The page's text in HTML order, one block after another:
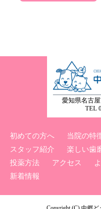
愛知県名古
TEL
初めての方へ 当院の特
スタッフ紹介
楽しい歯
投薬方法
アクセス
新着情報